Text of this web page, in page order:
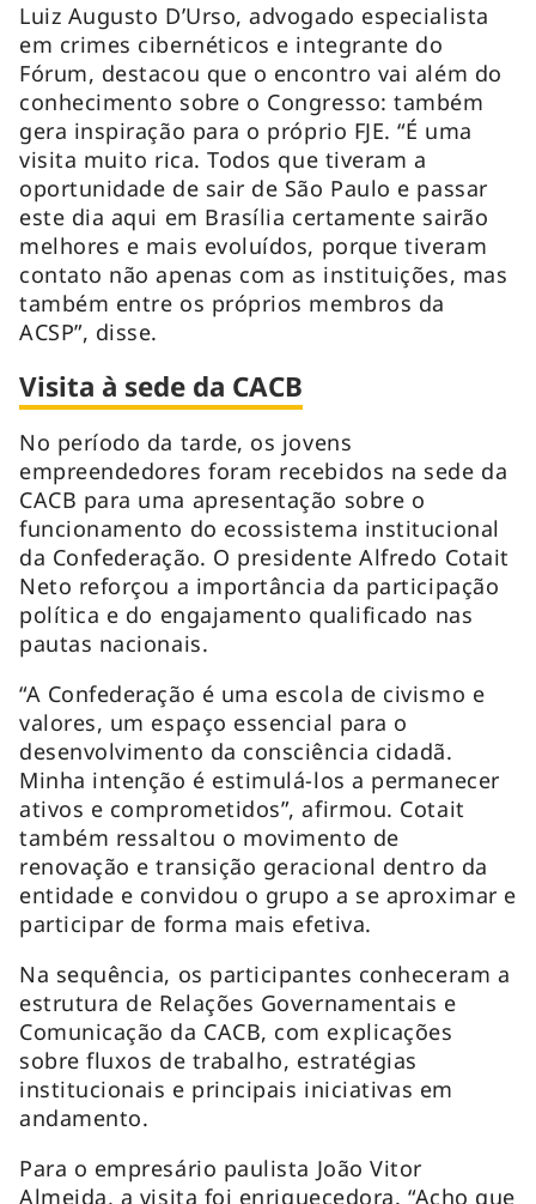
Luiz Augusto D’Urso, advogado especialista
em crimes cibernéticos e integrante do
Fórum, destacou que o encontro vai além do
conhecimento sobre o Congresso: também
gera inspiração para o próprio FJE. “É uma
visita muito rica. Todos que tiveram a
oportunidade de sair de São Paulo e passar
este dia aqui em Brasília certamente sairão
melhores e mais evoluídos, porque tiveram
contato não apenas com as instituições, mas
também entre os próprios membros da
ACSP”, disse.
Visita à sede da CACB
No período da tarde, os jovens
empreendedores foram recebidos na sede da
CACB para uma apresentação sobre o
funcionamento do ecossistema institucional
da Confederação. O presidente Alfredo Cotait
Neto reforçou a importância da participação
política e do engajamento qualificado nas
pautas nacionais.
“A Confederação é uma escola de civismo e
valores, um espaço essencial para o
desenvolvimento da consciência cidadã.
Minha intenção é estimulá-los a permanecer
ativos e comprometidos”, afirmou. Cotait
também ressaltou o movimento de
renovação e transição geracional dentro da
entidade e convidou o grupo a se aproximar e
participar de forma mais efetiva.
Na sequência, os participantes conheceram a
estrutura de Relações Governamentais e
Comunicação da CACB, com explicações
sobre fluxos de trabalho, estratégias
institucionais e principais iniciativas em
andamento.
Para o empresário paulista João Vitor
Almeida, a visita foi enriquecedora. “Acho que